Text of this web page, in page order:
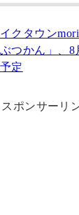
クタウン
つかん」、8
定
スポンサーリ